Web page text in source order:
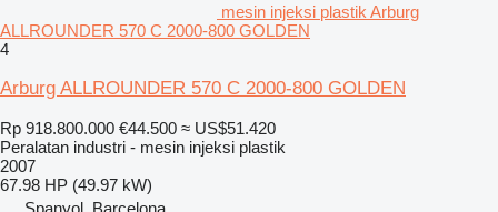
mesin injeksi plastik Arburg
ALLROUNDER 570 C 2000-800 GOLDEN
4
Arburg ALLROUNDER 570 C 2000-800 GOLDEN
Rp 918.800.000 €44.500 ≈ US$51.420
Peralatan industri - mesin injeksi plastik
2007
67.98 HP (49.97 kW)
Spanyol, Barcelona